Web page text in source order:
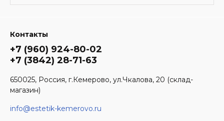
Контакты
+7 (960) 924-80-02
+7 (3842) 28-71-63
650025, Россия, г.Кемерово, ул.Чкалова, 20 (склад-
магазин)
info@estetik-kemerovo.ru